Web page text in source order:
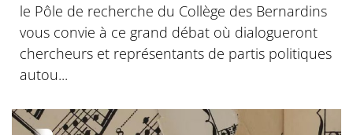
le Pôle de recherche du Collège des Bernardins
vous convie à ce grand débat où dialogueront
chercheurs et représentants de partis politiques
autou...